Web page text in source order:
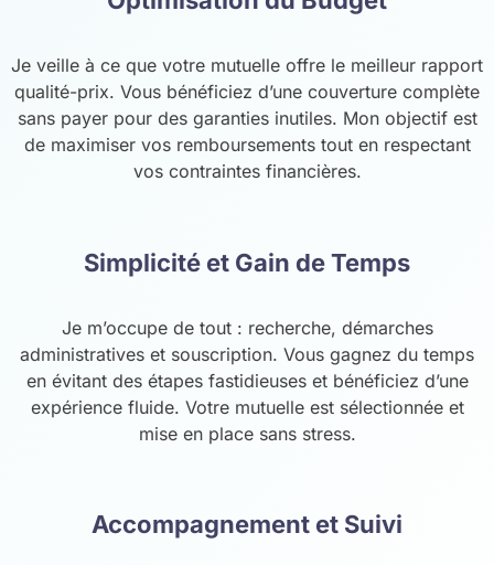
Je veille à ce que votre mutuelle offre le meilleur rapport
qualité-prix. Vous bénéficiez d’une couverture complète
sans payer pour des garanties inutiles. Mon objectif est
de maximiser vos remboursements tout en respectant
vos contraintes financières.
Simplicité et Gain de Temps
Je m’occupe de tout : recherche, démarches
administratives et souscription. Vous gagnez du temps
en évitant des étapes fastidieuses et bénéficiez d’une
expérience fluide. Votre mutuelle est sélectionnée et
mise en place sans stress.
Accompagnement et Suivi